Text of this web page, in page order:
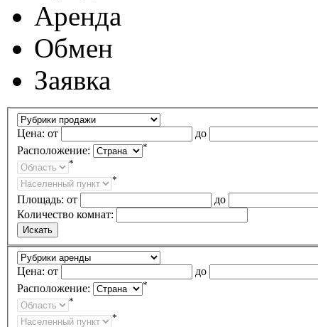
Аренда
Обмен
Заявка
Цена: от
до
Расположение:
*
*
*
Площадь: от
до
Количество комнат:
Цена: от
до
Расположение:
*
*
*